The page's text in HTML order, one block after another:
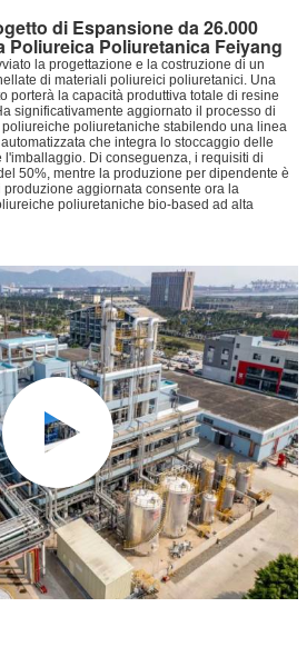
di Espansione da 26.000
Poliureica Poliuretanica Feiyang
la progettazione e la costruzione di un
di materiali poliureici poliuretanici. Una
porterà la capacità produttiva totale di resine
significativamente aggiornato il processo di
poliuretaniche stabilendo una linea
che integra lo stoccaggio delle
Di conseguenza, i requisiti di
50%, mentre la produzione per dipendente è
aggiornata consente ora la
poliuretaniche bio-based ad alta